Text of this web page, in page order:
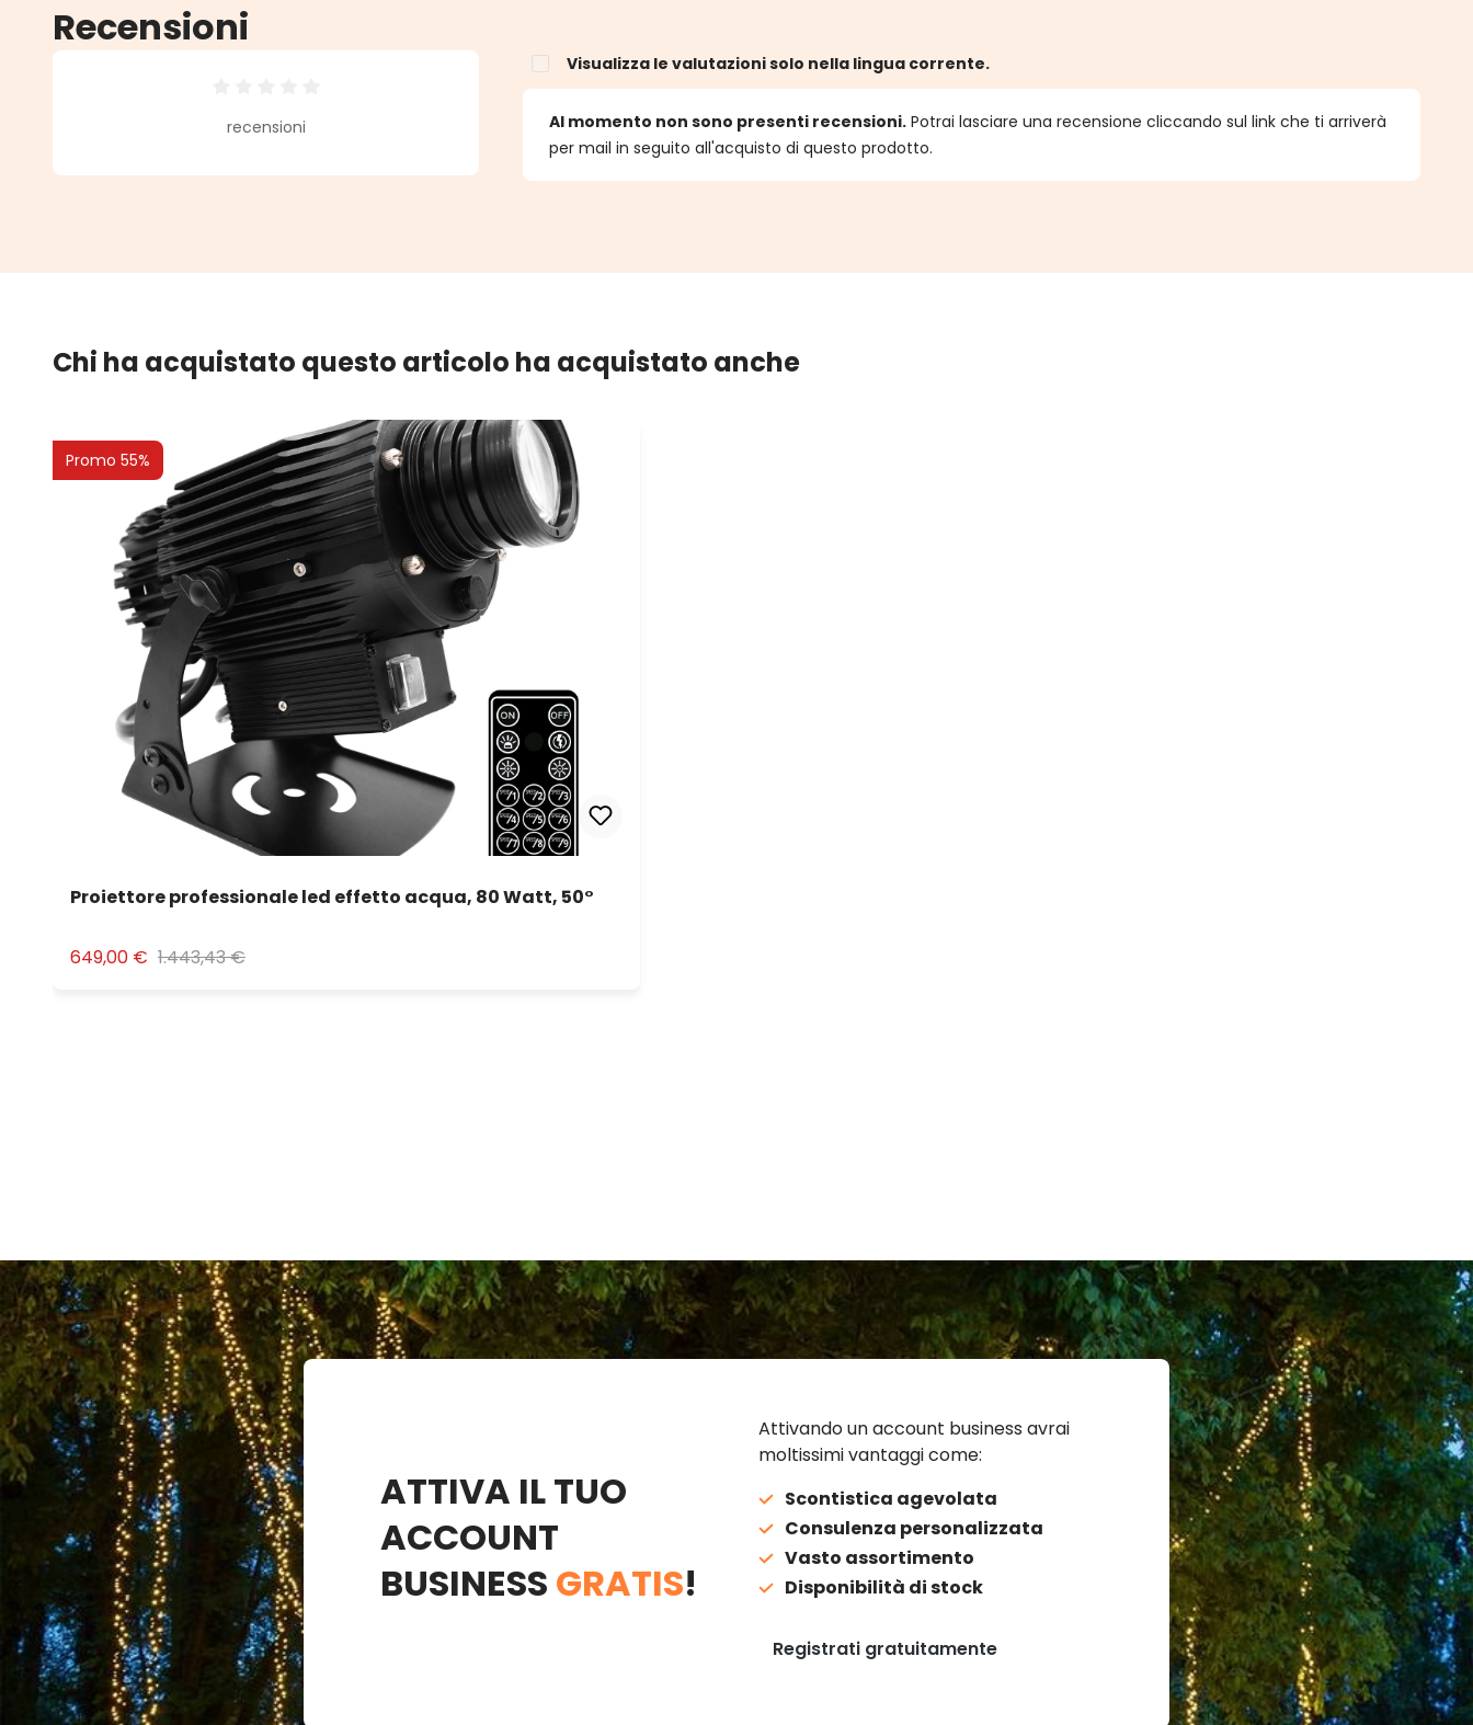
Recensioni
Valutazione media di 0 su 5 stelle
recensioni
Visualizza le valutazioni solo nella lingua corrente.
Al momento non sono presenti recensioni. Potrai lasciare una recensione cliccando sul link che ti arriverà
per mail in seguito all'acquisto di questo prodotto.
Chi ha acquistato questo articolo ha acquistato anche
Promo 55%
Proiettore professionale led effetto acqua, 80 Watt, 50°
649,00 € 1.443,43 €
ATTIVA IL TUO
ACCOUNT
BUSINESS GRATIS!
Attivando un account business avrai
moltissimi vantaggi come:
Scontistica agevolata
Consulenza personalizzata
Vasto assortimento
Disponibilità di stock
Registrati gratuitamente